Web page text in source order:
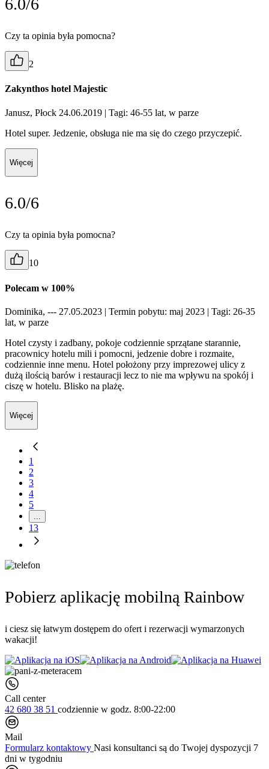
6.0/6
Czy ta opinia była pomocna?
2
Zakynthos hotel Majestic
Janusz, Płock 24.06.2019 | Tagi: 46-55 lat, w parze
Hotel super. Jedzenie, obsługa nie ma się do czego przyczepić.
Więcej
6.0/6
Czy ta opinia była pomocna?
10
Polecam w 100%
Dominika, --- 27.05.2023 | Termin pobytu: maj 2023 | Tagi: 26-35
lat, w parze
Hotel czysty i zadbany, pokoje codziennie sprzątane starannie,
pracownicy hotelu mili i pomocni, jedzenie dobre i rozmaite,
codziennie inne menu. Hotel położony przy imprezowej ulicy z
dużą ilością barów i restauracji lecz to nie ma wpływu na spokój i
ciszę w hotelu. Blisko na plażę.
Więcej
1
2
3
4
5
...
13
Pobierz aplikację mobilną Rainbow
i ciesz się łatwym dostępem do ofert i rezerwacji wymarzonych
wakacji!
Call center
42 680 38 51 codziennie w godz. 8:00-22:00
Mail
Formularz kontaktowy Nasi konsultanci są do Twojej dyspozycji 7
dni w tygodniu